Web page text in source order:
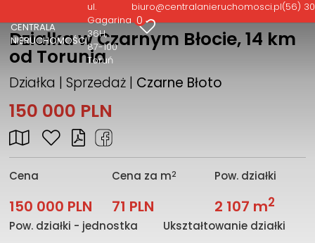
CENTRALA
NIERUCHOMOŚCI
ul.
Gagarina
36H
87-100
Toruń
biuro@centralanieruchomosci.pl(56)
0
Działka w Czarnym Błocie, 14 km
od Torunia
Działka | Sprzedaż | Czarne Błoto
150 000 PLN
Cena
150 000 PLN
Cena za m2
71 PLN
Pow. działki
2 107 m2
Pow. działki - jednostka Ukształtowanie działki